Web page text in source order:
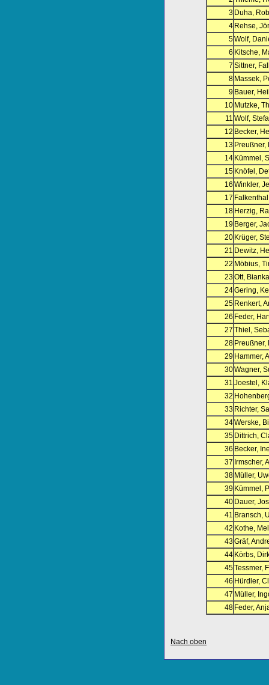
3 Duha,
4 Rehse,
5Wolf,
6 Kitsche,
7 Sittner,
8 Massek,
9 Bauer,
10 Mutzke,
11 Wolf,
12 Becker,
13 Preußner,
14 Kümmel,
15 Knöfel,
16 Winkler,
17
18 Herzig,
19 Berger,
20 Krüger,
21 Dewitz,
22 Möbius,
23Ott, Bianka
24Gering,
25 Renkert,
26 Feder,
27 Thiel,
28 Preußner,
29 Hammer,
30Wagner,
31 Joestel,
32
33 Richter,
34Werske,
35 Dittrich,
36 Becker,
37 Irmscher,
38 Müller,
39 Kümmel,
40 Dauer,
41 Bransch,
42 Kothe,
43Gräf,
44 Körbs,
45Tessmer,
46 Hürdler,
47 Müller,
48 Feder,
Nach oben